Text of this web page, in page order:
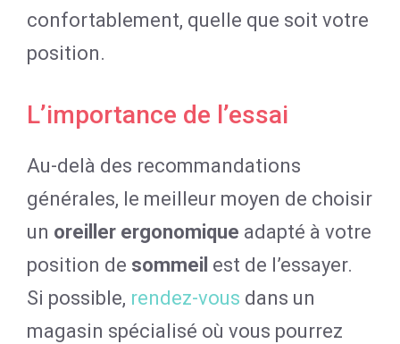
confortablement, quelle que soit votre
position.
L’importance de l’essai
Au-delà des recommandations
générales, le meilleur moyen de choisir
un oreiller ergonomique adapté à votre
position de sommeil est de l’essayer.
Si possible, rendez-vous dans un
magasin spécialisé où vous pourrez